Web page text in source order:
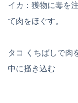
イカ：獲物に毒を
て肉をほぐす。
タコ くちばしで肉
中に掻き込む